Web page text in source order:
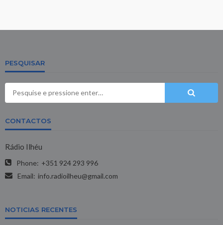
PESQUISAR
CONTACTOS
Rádio Ilhéu
Phone: +351 924 293 996
Email: info.radioilheu@gmail.com
NOTICIAS RECENTES